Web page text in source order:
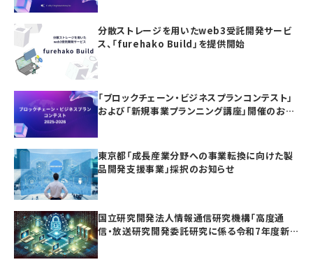
分散ストレージを用いたweb3受託開発サービ
ス、「furehako Build」を提供開始
「ブロックチェーン・ビジネスプランコンテスト」
および「新規事業プランニング講座」開催のお知
東京都「成長産業分野への事業転換に向けた製
品開発支援事業」採択のお知らせ
国立研究開発法人情報通信研究機構「高度通
信・放送研究開発委託研究に係る令和7年度新